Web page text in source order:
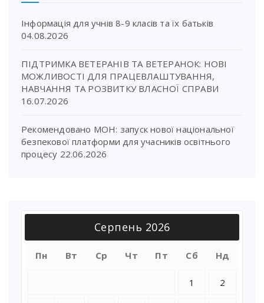
Інформація для учнів 8-9 класів та їх батьків
04.08.2026
ПІДТРИМКА ВЕТЕРАНІВ ТА ВЕТЕРАНОК: НОВІ
МОЖЛИВОСТІ ДЛЯ ПРАЦЕВЛАШТУВАННЯ,
НАВЧАННЯ ТА РОЗВИТКУ ВЛАСНОЇ СПРАВИ
16.07.2026
Рекомендовано МОН: запуск нової національної
безпекової платформи для учасників освітнього
процесу 22.06.2026
Серпень 2026
Пн Вт Ср Чт Пт Сб Нд
1 2